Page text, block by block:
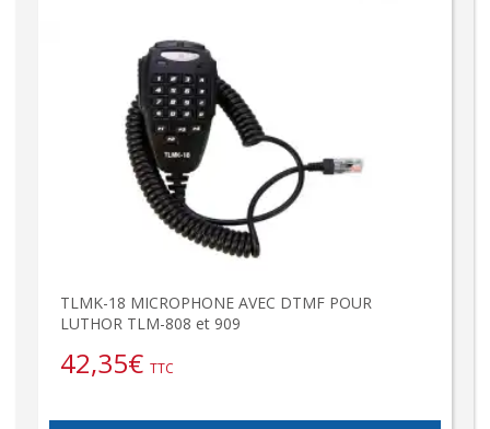
TLMK-18 MICROPHONE AVEC DTMF POUR
LUTHOR TLM-808 et 909
42,35€ TTC